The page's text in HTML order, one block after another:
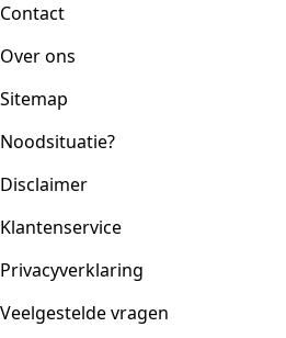
Contact
Over ons
Sitemap
Noodsituatie?
Disclaimer
Klantenservice
Privacyverklaring
Veelgestelde vragen